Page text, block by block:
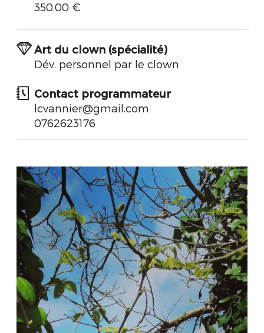
350.00 €
Art du clown (spécialité)
Dév. personnel par le clown
Contact programmateur
lcvannier@gmail.com
0762623176